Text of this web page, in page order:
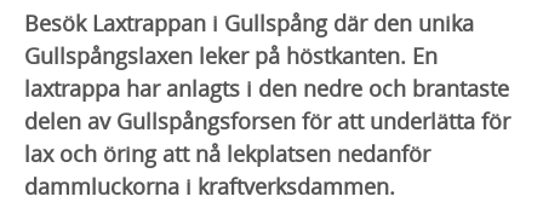
Besök Laxtrappan i Gullspång där den unika
Gullspångslaxen leker på höstkanten. En
laxtrappa har anlagts i den nedre och brantaste
delen av Gullspångsforsen för att underlätta för
lax och öring att nå lekplatsen nedanför
dammluckorna i kraftverksdammen.